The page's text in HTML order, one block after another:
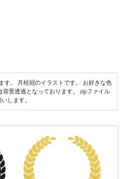
す。 月桂冠のイラストです。 お好きな色
背景透過となっております。 zipファイル
します。